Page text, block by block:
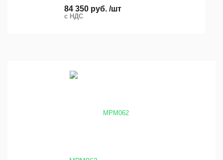
84 350 руб. /шт
с НДС